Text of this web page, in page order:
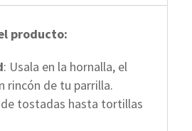
producto:
: Usala en la hornalla, el
rincón de tu parrilla.
tostadas hasta tortillas